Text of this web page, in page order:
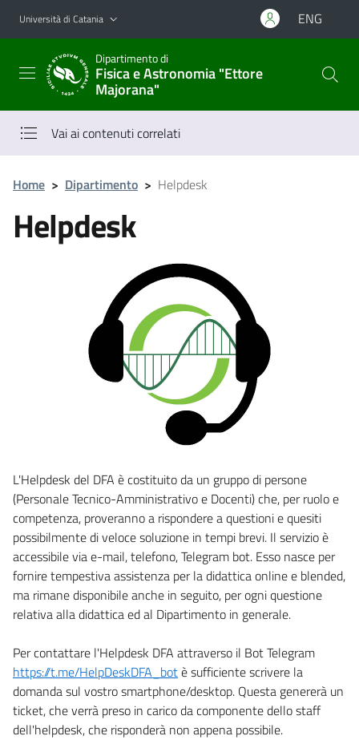
Vai al contenuto principale
Vai al menu di navigazione
Università di Catania ENG
Dipartimento di
Fisica e Astronomia "Ettore
Majorana"
Vai ai contenuti correlati
Home > Dipartimento > Helpdesk
Helpdesk
L'Helpdesk del DFA è costituito da un gruppo di persone
(Personale Tecnico-Amministrativo e Docenti) che, per ruolo e
competenza, proveranno a rispondere a questioni e quesiti
possibilmente di veloce soluzione in tempi brevi. Il servizio è
accessibile via e-mail, telefono, Telegram bot. Esso nasce per
fornire tempestiva assistenza per la didattica online e blended,
ma rimane disponibile anche in seguito, per ogni questione
relativa alla didattica ed al Dipartimento in generale.
Per contattare l'Helpdesk DFA attraverso il Bot Telegram
https://t.me/HelpDeskDFA_botè sufficiente scrivere la
domanda sul vostro smartphone/desktop. Questa genererà un
ticket, che verrà preso in carico da componente dello staff
dell'helpdesk, che risponderà non appena possibile.